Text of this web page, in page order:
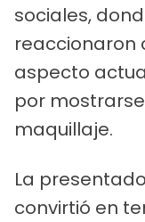
sociales,
reaccionaron
aspecto
por
maquillaje.
La
convirtió en